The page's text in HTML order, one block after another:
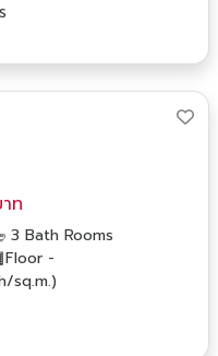
ท
3 Bath Rooms
Floor -
sq.m.)